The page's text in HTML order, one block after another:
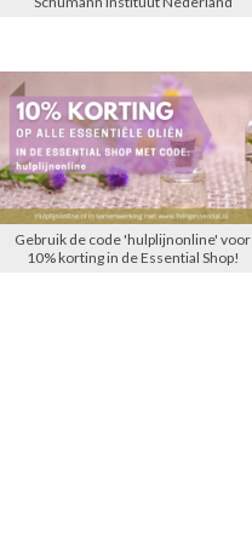
Gebruik de code 'hulplijnonline' voor
10% korting in de Essential Shop!